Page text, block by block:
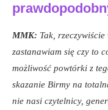
MMK: Tak,
zastanawiam się czy to
możliwość powtórki z
skazanie Birmy na
nie nasi czytelnicy,